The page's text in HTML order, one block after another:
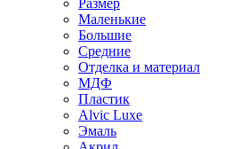
Размер
Маленькие
Большие
Средние
Отделка и материал
МДФ
Пластик
Alvic Luxe
Эмаль